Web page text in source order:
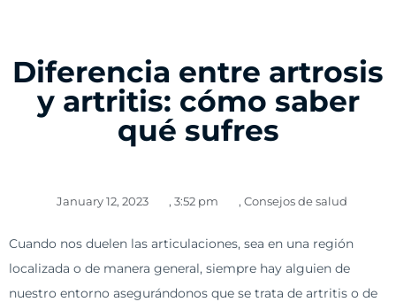
Diferencia entre artrosis
y artritis: cómo saber
qué sufres
January 12, 2023 , 3:52 pm , Consejos de salud
Cuando nos duelen las articulaciones, sea en una región
localizada o de manera general, siempre hay alguien de
nuestro entorno asegurándonos que se trata de artritis o de